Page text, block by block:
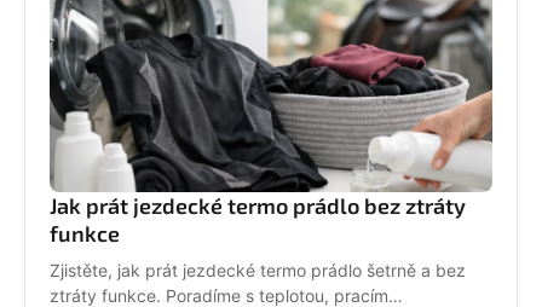
Jak prát jezdecké termo prádlo bez ztráty
funkce
Zjistěte, jak prát jezdecké termo prádlo šetrně a bez
ztráty funkce. Poradíme s teplotou, pracím